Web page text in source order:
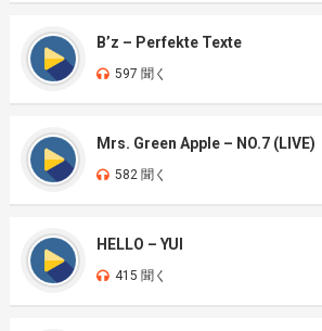
B’z – Perfekte Texte
597 聞く
Mrs. Green Apple – NO.7 (LIVE)
582 聞く
HELLO – YUI
415 聞く